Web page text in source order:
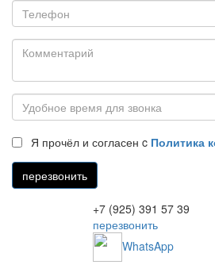
Я прочёл и согласен c Политика
+7 (925) 391 57 39
перезвонить
WhatsApp